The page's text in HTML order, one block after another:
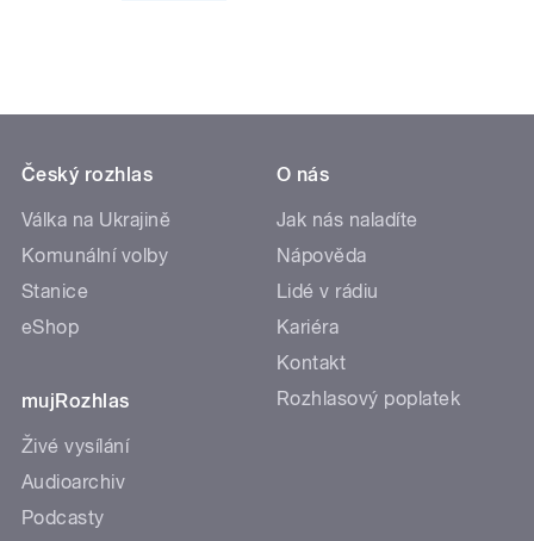
Český rozhlas
Válka na Ukrajině
Komunální volby
Stanice
eShop
mujRozhlas
Živé vysílání
Audioarchiv
Podcasty
O nás
Jak nás naladíte
Nápověda
Lidé v rádiu
Kariéra
Kontakt
Rozhlasový poplatek